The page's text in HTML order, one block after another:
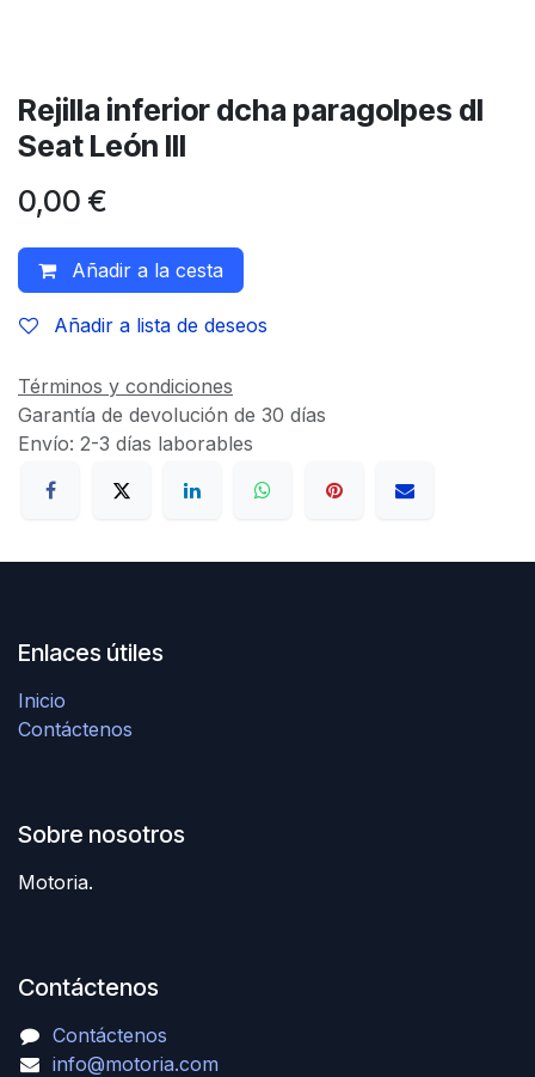
Rejilla inferior dcha paragolpes dl
Seat León III
0,00 €
Añadir a la cesta
Añadir a lista de deseos
Términos y condiciones
Garantía de devolución de 30 días
Envío: 2-3 días laborables
Enlaces útiles
Inicio
Contáctenos
Sobre nosotros
Motoria.
Contáctenos
Contáctenos
info@motoria.com